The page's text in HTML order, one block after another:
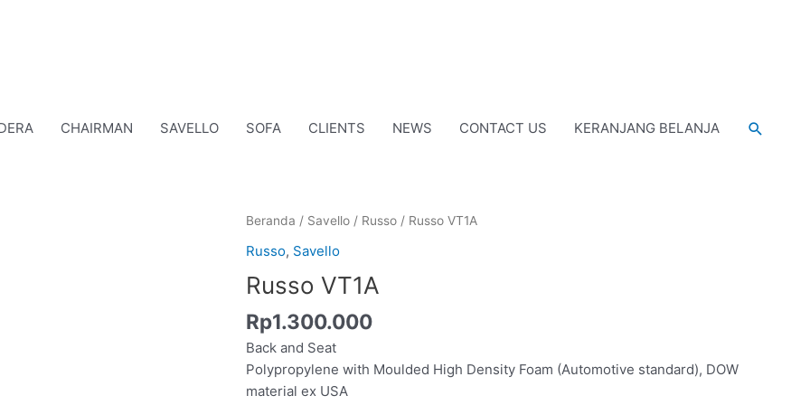
CHAIRMAN SAVELLO SOFA CLIENTS NEWS CONTACT US KERANJANG BELANJA Cari
Beranda / Savello / Russo / Russo VT1A
Russo, Savello
Russo VT1A
Rp1.300.000
Back and Seat
Polypropylene with Moulded High Density Foam (Automotive standard), DOW
material ex USA
Kuantitas